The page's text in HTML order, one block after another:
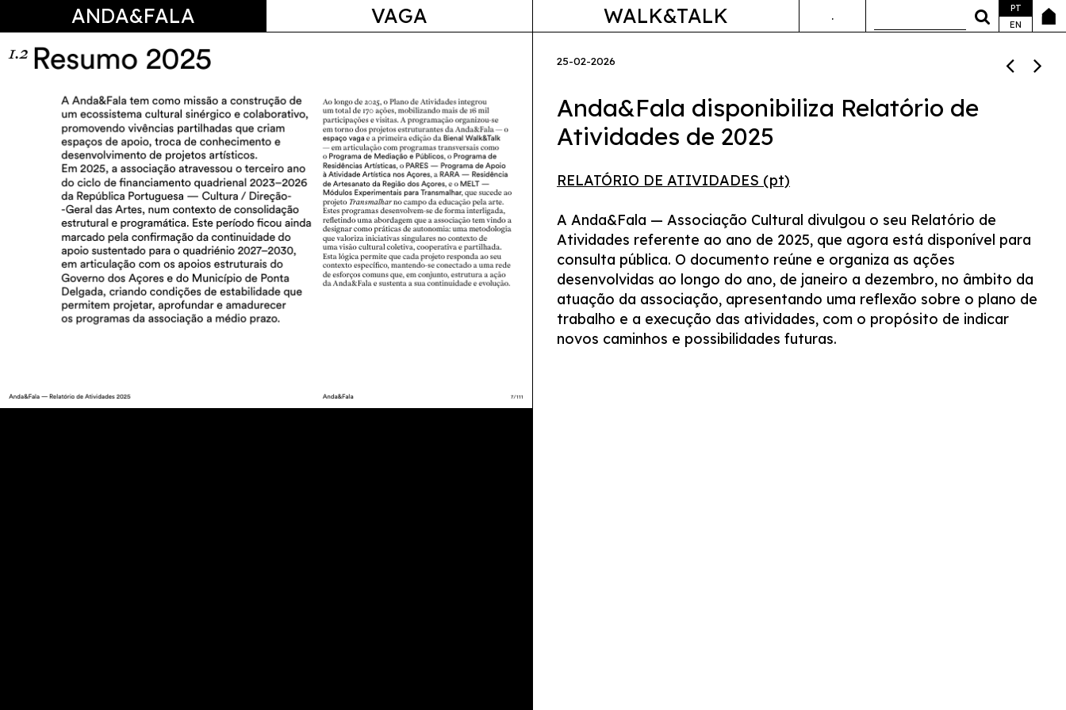
ANDA&FALA
ANDA&FALA VAGA WALK&TALK .
PT
EN
25-02-2026
Anda&Fala disponibiliza Relatório de
Atividades de 2025
RELATÓRIO DE ATIVIDADES (pt)
A Anda&Fala — Associação Cultural divulgou o seu Relatório de
Atividades referente ao ano de 2025, que agora está disponível para
consulta pública. O documento reúne e organiza as ações
desenvolvidas ao longo do ano, de janeiro a dezembro, no âmbito da
atuação da associação, apresentando uma reflexão sobre o plano de
trabalho e a execução das atividades, com o propósito de indicar
novos caminhos e possibilidades futuras.